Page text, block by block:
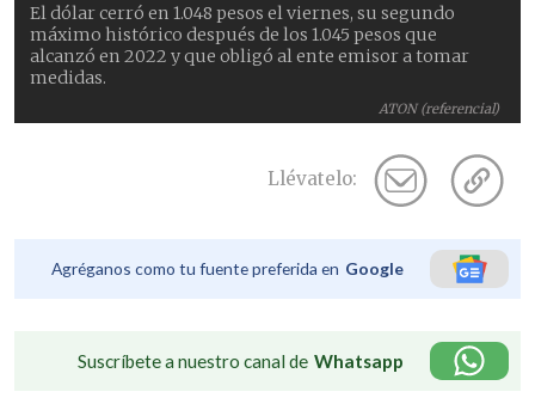
ATON (referencial)
El dólar cerró en 1.048 pesos el viernes, su segundo
máximo histórico después de los 1.045 pesos que
alcanzó en 2022 y que obligó al ente emisor a tomar
medidas.
Llévatelo:
Agréganos como tu fuente preferida en Google
Suscríbete a nuestro canal de Whatsapp